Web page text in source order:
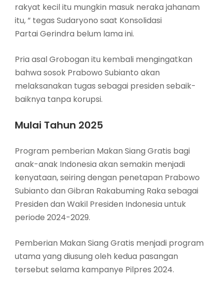
rakyat kecil itu mungkin masuk neraka jahanam
itu, ” tegas Sudaryono saat Konsolidasi
Partai Gerindra belum lama ini.
Pria asal Grobogan itu kembali mengingatkan
bahwa sosok Prabowo Subianto akan
melaksanakan tugas sebagai presiden sebaik-
baiknya tanpa korupsi.
Mulai Tahun 2025
Program pemberian Makan Siang Gratis bagi
anak-anak Indonesia akan semakin menjadi
kenyataan, seiring dengan penetapan Prabowo
Subianto dan Gibran Rakabuming Raka sebagai
Presiden dan Wakil Presiden Indonesia untuk
periode 2024-2029.
Pemberian Makan Siang Gratis menjadi program
utama yang diusung oleh kedua pasangan
tersebut selama kampanye Pilpres 2024.